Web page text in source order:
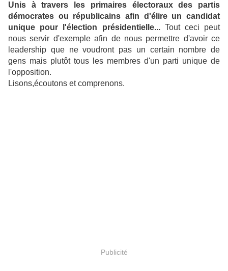
Unis à travers les primaires électoraux des partis
démocrates ou républicains afin d'élire un candidat
unique pour l'élection présidentielle...Tout ceci peut
nous servir d'exemple afin de nous permettre d'avoir ce
leadership que ne voudront pas un certain nombre de
gens mais plutôt tous les membres d'un parti unique de
l'opposition.
Lisons,écoutons et comprenons.
Publicité